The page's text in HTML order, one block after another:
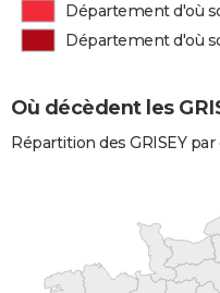
Département d'où
Département d'où
Où décèdent les
Répartition des GRISEY